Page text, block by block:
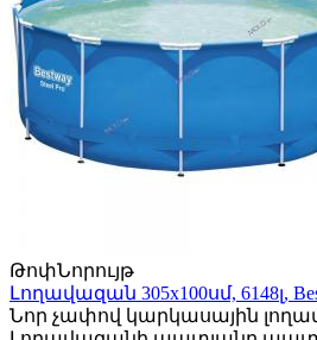
ԹոփՆորույթ
Լողավազան 305x100սմ, 6148լ,
Նոր չափով կարկասային